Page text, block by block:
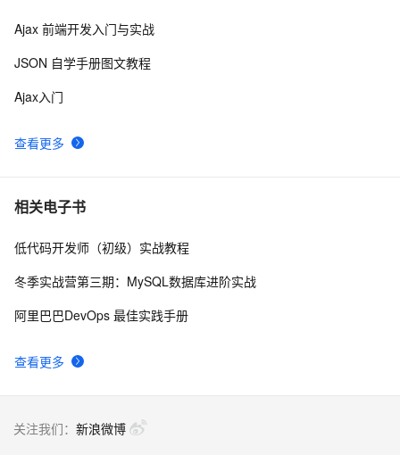
8 cpp struct json相互转换
org.apache.struts2.json.JSONWriter can not access a
查看更多
Ajax 前端开发入门与实战
JSON 自学手册图文教程
Ajax入门
相关电子书
查看更多
低代码开发师（初级）实战教程
冬季实战营第三期：MySQL数据库进阶实战
阿里巴巴DevOps 最佳实践手册
关注我们： 新浪微博